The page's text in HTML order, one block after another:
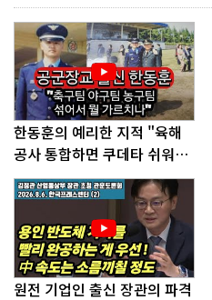
한동훈의 예리한 지적 "육해
공사 통합하면 쿠데타 쉬워진
다"
원전 기업인 출신 장관의 파격